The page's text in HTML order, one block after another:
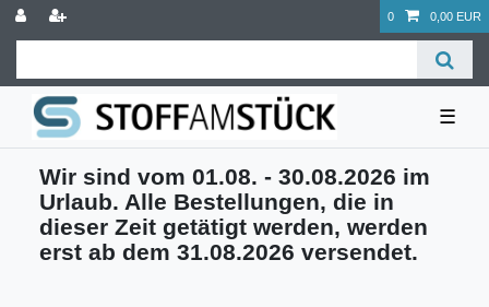
0 0,00 EUR
☰
Wir sind vom 01.08. - 30.08.2026 im
Urlaub. Alle Bestellungen, die in
dieser Zeit getätigt werden, werden
erst ab dem 31.08.2026 versendet.